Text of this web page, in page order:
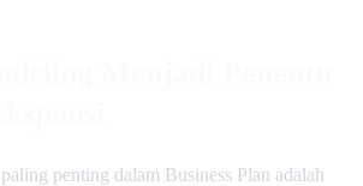
penting dalam Business Plan adalah